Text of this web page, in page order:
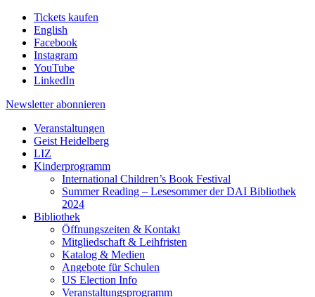
Tickets kaufen
English
Facebook
Instagram
YouTube
LinkedIn
Newsletter abonnieren
Veranstaltungen
Geist Heidelberg
LIZ
Kinderprogramm
International Children’s Book Festival
Summer Reading – Lesesommer der DAI Bibliothek
2024
Bibliothek
Öffnungszeiten & Kontakt
Mitgliedschaft & Leihfristen
Katalog & Medien
Angebote für Schulen
US Election Info
Veranstaltungsprogramm